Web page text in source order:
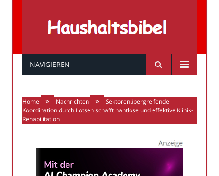
Haushaltsbibel
NAVIGIEREN
Home » Nachrichten »
Sektorenübergreifende
Koordination durch Lotsen schafft nahtlose und effektive Klinik-
Rehabilitation